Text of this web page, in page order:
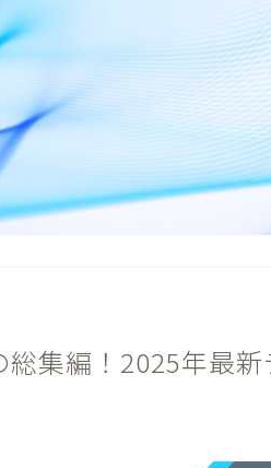
総集編！2025年最